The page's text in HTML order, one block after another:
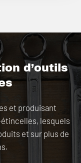
d’outils
et produisant
lesquels
et sur plus de